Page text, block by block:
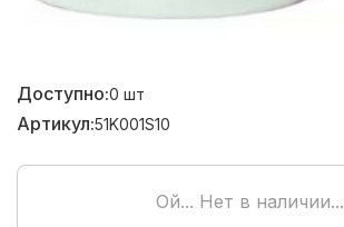
Доступно:0 шт
Артикул:51K001S10
Ой... Нет в наличии...